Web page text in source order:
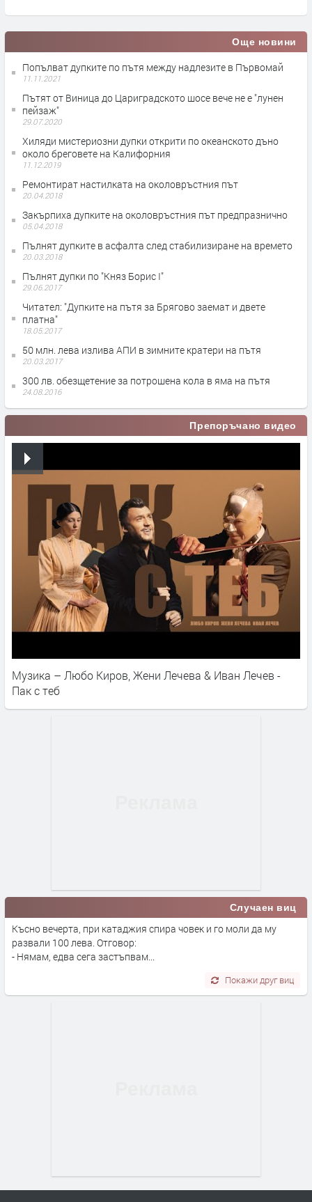
Още новини
Попълват дупките по пътя между надлезите в Първомай
11.11.2021
Пътят от Виница до Цариградското шосе вече не е "лунен
пейзаж"
29.07.2020
Хиляди мистериозни дупки открити по океанското дъно
около бреговете на Калифорния
11.12.2019
Ремонтират настилката на околовръстния път
20.04.2018
Закърпиха дупките на околовръстния път предпразнично
05.04.2018
Пълнят дупките в асфалта след стабилизиране на времето
20.03.2018
Пълнят дупки по "Княз Борис I"
29.06.2017
Читател: "Дупките на пътя за Брягово заемат и двете
платна"
18.05.2017
50 млн. лева излива АПИ в зимните кратери на пътя
20.03.2017
300 лв. обезщетение за потрошена кола в яма на пътя
24.08.2016
Препоръчано видео
Музика – Любо Киров, Жени Лечева & Иван Лечев -
Пак с теб
Случаен виц
Късно вечерта, при катаджия спира човек и го моли да му
развали 100 лева. Отговор:
- Нямам, едва сега застъпвам...
Покажи друг виц